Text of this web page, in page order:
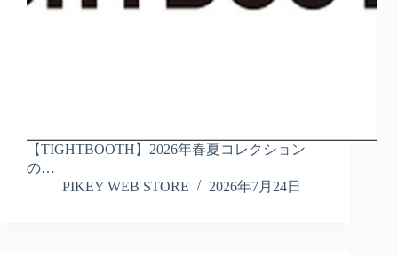
【TIGHTBOOTH】2026年春夏コレクション
の…
PIKEY WEB STORE
2026年7月24日